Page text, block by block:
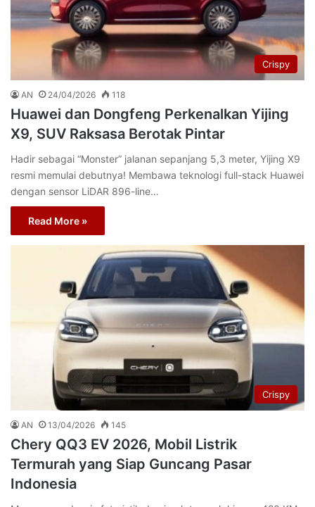
Crispy
AN 24/04/2026 118
Huawei dan Dongfeng Perkenalkan Yijing
X9, SUV Raksasa Berotak Pintar
Hadir sebagai “Monster” jalanan sepanjang 5,3 meter, Yijing X9
resmi memulai debutnya! Membawa teknologi full-stack Huawei
dengan sensor LiDAR 896-line…
Read More »
Crispy
AN 13/04/2026 145
Chery QQ3 EV 2026, Mobil Listrik
Termurah yang Siap Guncang Pasar
Indonesia